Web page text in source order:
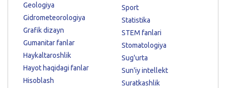
Geologiya
Gidrometeorologiya
Grafik dizayn
Gumanitar fanlar
Haykaltaroshlik
Hayot haqidagi fanlar
Hisoblash
Sport
Statistika
STEM fanlari
Stomatologiya
Sug'urta
Sun'iy intellekt
Suratkashlik